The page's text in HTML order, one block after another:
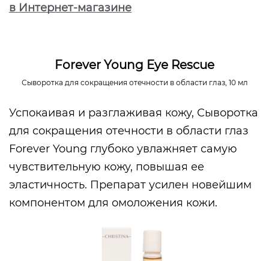
в Интернет-магазине
Forever Young Eye Rescue
Сыворотка для сокращения отечности в области глаз, 10 мл
Успокаивая и разглаживая кожу, Сыворотка
для сокращения отечности в области глаз
Forever Young глубоко увлажняет самую
чувствительную кожу, повышая ее
эластичность. Препарат усилен новейшим
компонентом для омоложения кожи.